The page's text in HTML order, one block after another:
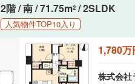
2階 / 南 / 71.75m2 / 2SLDK
人気物件TOP10入り
1,780万
株式会社